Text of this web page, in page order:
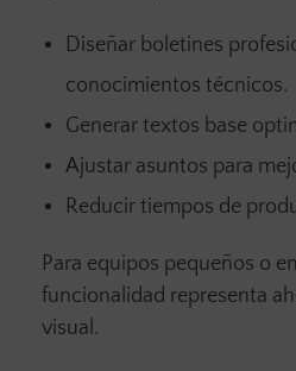
Diseñar boletines
conocimientos técnicos.
Generar textos base
Ajustar asuntos para
Reducir tiempos de
Para equipos pequeños o
funcionalidad representa
visual.